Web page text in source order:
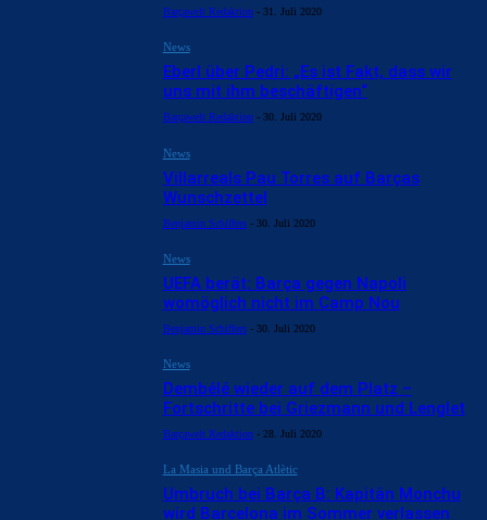
Barçawelt Redaktion - 31. Juli 2020
News
Eberl über Pedri: „Es ist Fakt, dass wir
uns mit ihm beschäftigen“
Barçawelt Redaktion - 30. Juli 2020
News
Villarreals Pau Torres auf Barças
Wunschzettel
Benjamin Schiffers - 30. Juli 2020
News
UEFA berät: Barça gegen Napoli
womöglich nicht im Camp Nou
Benjamin Schiffers - 30. Juli 2020
News
Dembélé wieder auf dem Platz –
Fortschritte bei Griezmann und Lenglet
Barçawelt Redaktion - 28. Juli 2020
La Masia und Barça Atlètic
Umbruch bei Barça B: Kapitän Monchu
wird Barcelona im Sommer verlassen